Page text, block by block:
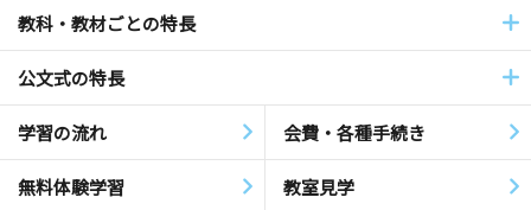
教科・教材ごとの特長
公文式の特長
学習の流れ 会費・各種手続き
無料体験学習 教室見学